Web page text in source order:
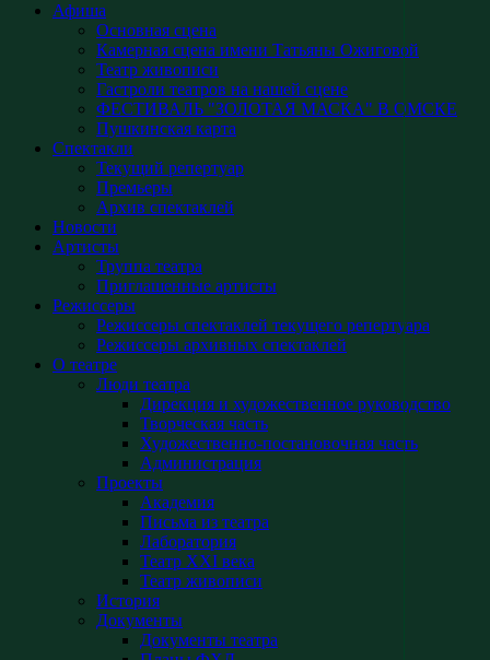
Афиша
Основная сцена
Камерная сцена имени Татьяны Ожиговой
Театр живописи
Гастроли театров на нашей сцене
ФЕСТИВАЛЬ "ЗОЛОТАЯ МАСКА" В ОМСКЕ
Пушкинская карта
Спектакли
Текущий репертуар
Премьеры
Архив спектаклей
Новости
Артисты
Труппа театра
Приглашенные артисты
Режиссеры
Режиссеры спектаклей текущего репертуара
Режиссеры архивных спектаклей
О театре
Люди театра
Дирекция и художественное руководство
Творческая часть
Художественно-постановочная часть
Администрация
Проекты
Академия
Письма из театра
Лаборатория
Театр XXI века
Театр живописи
История
Документы
Документы театра